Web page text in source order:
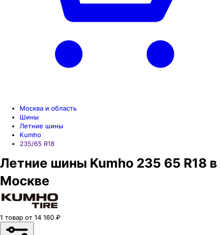
Москва и область
Шины
Летние шины
Kumho
235/65 R18
Летние шины Kumho 235 65 R18 в
Москве
1 товар от 14 160 ₽